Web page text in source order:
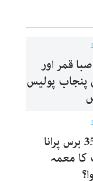
قمر اور
پنجاب پولیس
فرانس میں 35 برس پرانا
کا معمہ